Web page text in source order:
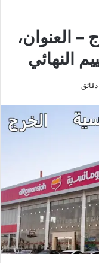
– العنوان،
النهائي